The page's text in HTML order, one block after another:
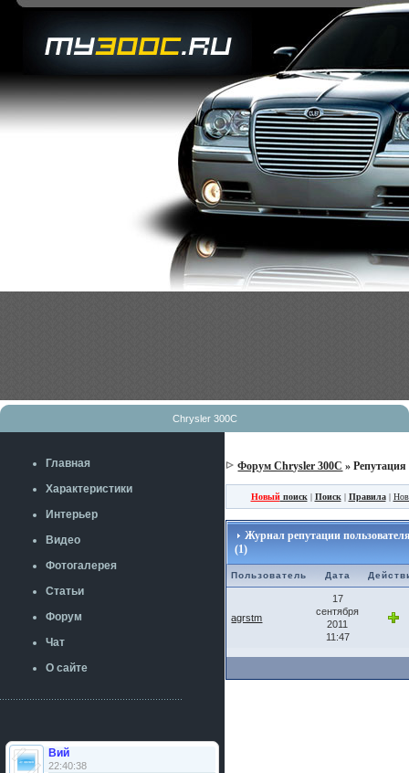
Chrysler 300C
Главная
Характеристики
Интерьер
Видео
Фотогалерея
Статьи
Форум
Чат
О сайте
Вий
22:40:38
Форум Chrysler 300C » Репутация
Новыйпоиск| Поиск| Правила|
Журнал репутации
(1)
Пользователь Дата
agrstm
17
сентября
2011
11:47